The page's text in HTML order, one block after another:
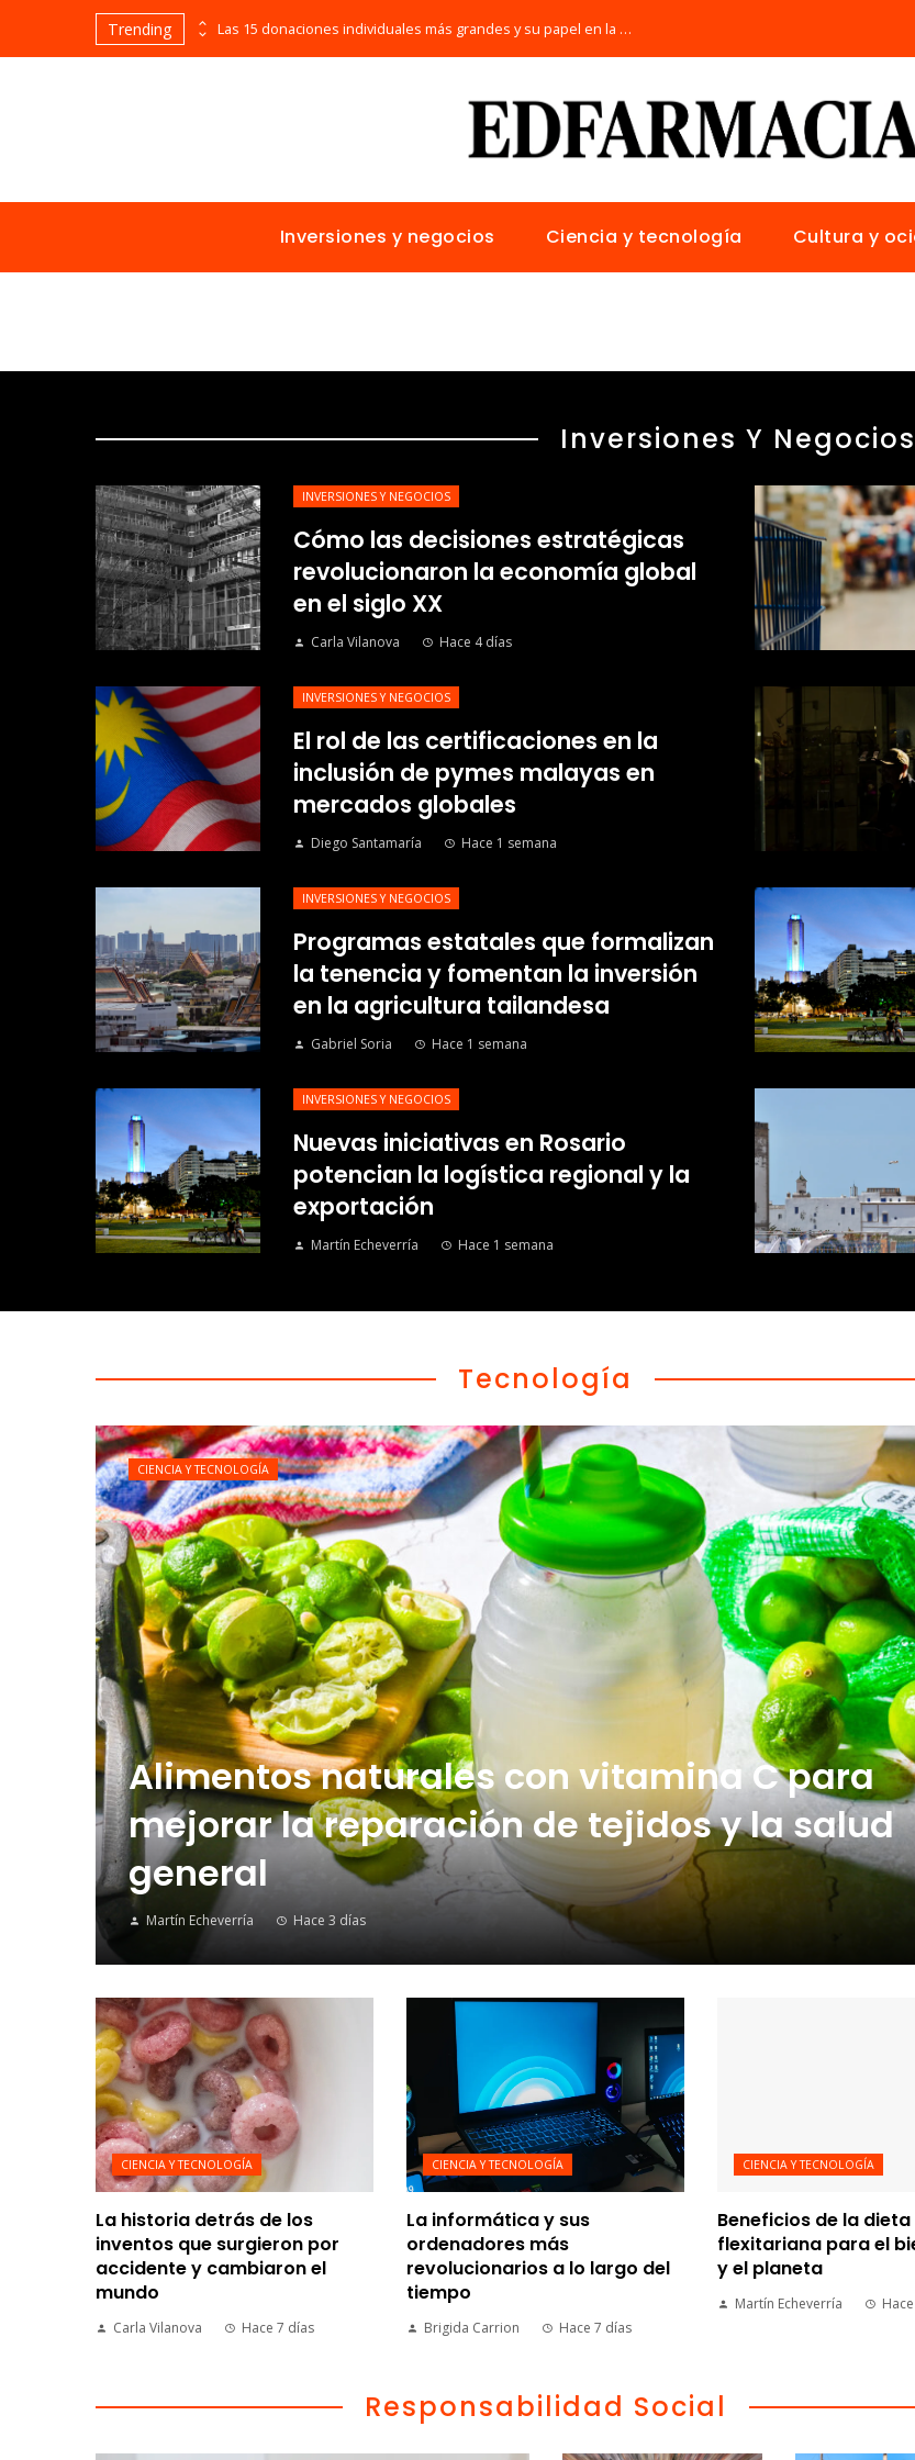
Trending La historia detrás de los inventos que surgieron por accidente y cambiaron el mundo Las 15 donaciones individuales más grandes y su papel en la solución de crisis globales
Inversiones y negocios Ciencia y tecnología Cultura y
Inversiones Y Negocios
INVERSIONES Y NEGOCIOS
Cómo las decisiones estratégicas
revolucionaron la economía global
en el siglo XX
Carla Vilanova Hace 4 días
INVERSIONES Y NEGOCIOS
El rol de las certificaciones en la
inclusión de pymes malayas en
mercados globales
Diego Santamaría Hace 1 semana
INVERSIONES Y NEGOCIOS
Programas estatales que formalizan
la tenencia y fomentan la inversión
en la agricultura tailandesa
Gabriel Soria Hace 1 semana
INVERSIONES Y NEGOCIOS
Nuevas iniciativas en Rosario
potencian la logística regional y la
exportación
Martín Echeverría Hace 1 semana
Tecnología
Alimentos naturales con vitamina C para
mejorar la reparación de tejidos y la salud
general
Martín Echeverría Hace 3 días
CIENCIA Y TECNOLOGÍA
CIENCIA Y TECNOLOGÍA
La historia detrás de los
inventos que surgieron por
accidente y cambiaron el
mundo
Carla Vilanova Hace 7 días
CIENCIA Y TECNOLOGÍA
La informática y sus
ordenadores más
revolucionarios a lo largo del
tiempo
Brigida Carrion Hace 7 días
CIENCIA Y TECNOLOGÍA
Beneficios de la dieta
flexitariana para el
y el planeta
Martín Echeverría
Responsabilidad Social